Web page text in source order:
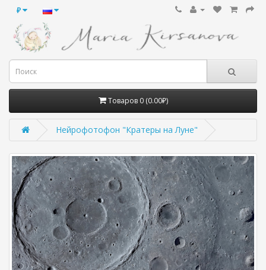
₽
Товаров 0 (0.00₽)
Нейрофотофон "Кратеры на Луне"